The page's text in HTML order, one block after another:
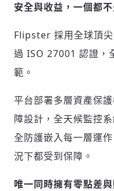
掌
參與下
請輸入
安全與收益，一個都
Flipster 採用全球頂
過 ISO 27001 認證，
範。
平台部署多層資產保
障設計，全天候監控
全防護嵌入每一層運
況下都受到保障。
唯一同時擁有零點差